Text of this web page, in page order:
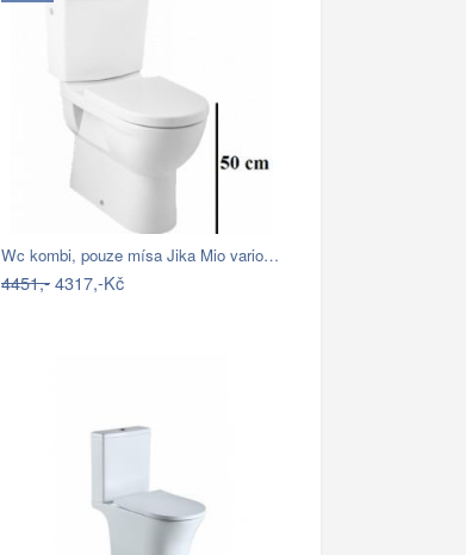
Wc kombi, pouze mísa Jika Mio vario…
4451,-4317,-Kč